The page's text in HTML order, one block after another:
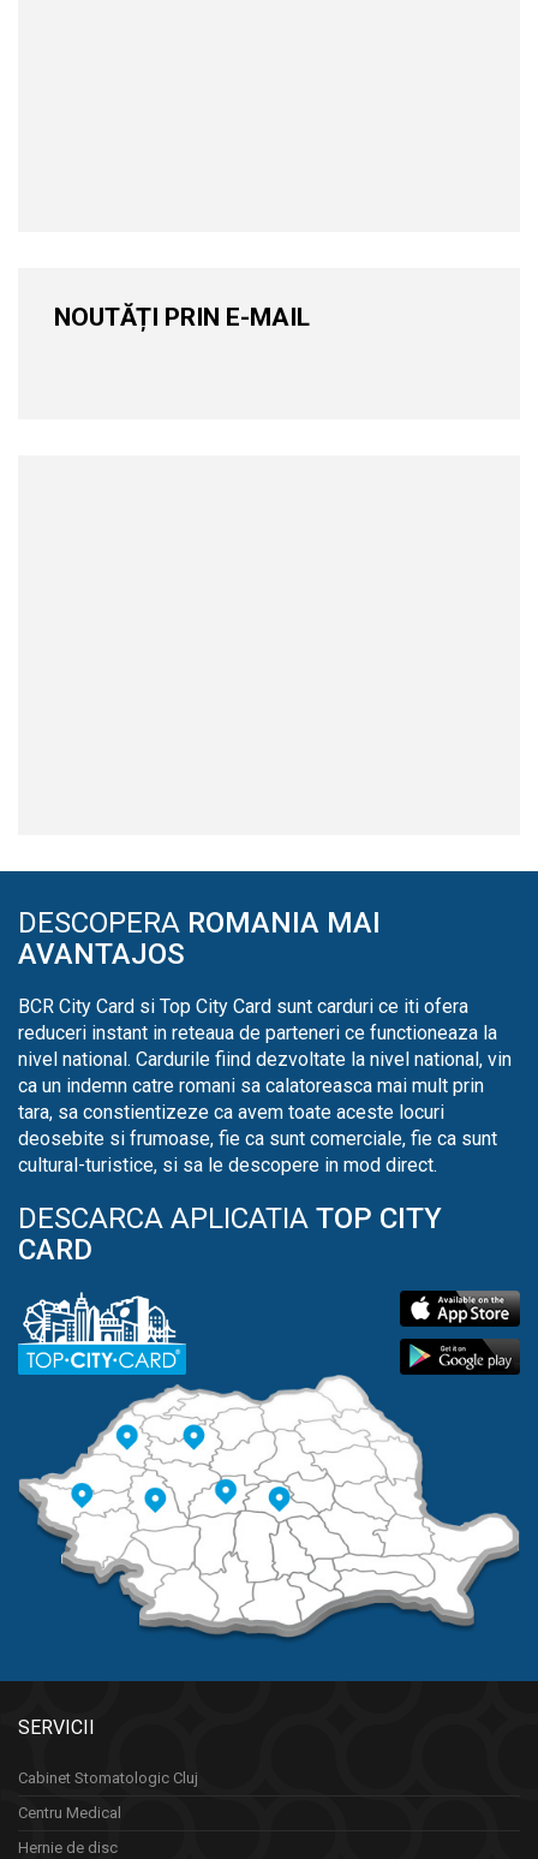
NOUTĂȚI PRIN E-MAIL
DESCOPERA ROMANIA MAI
AVANTAJOS
BCR City Card si Top City Card sunt carduri ce iti ofera
reduceri instant in reteaua de parteneri ce functioneaza la
nivel national. Cardurile fiind dezvoltate la nivel national, vin
ca un indemn catre romani sa calatoreasca mai mult prin
tara, sa constientizeze ca avem toate aceste locuri
deosebite si frumoase, fie ca sunt comerciale, fie ca sunt
cultural-turistice, si sa le descopere in mod direct.
DESCARCA APLICATIA TOP CITY
CARD
SERVICII
Cabinet Stomatologic Cluj
Centru Medical
Hernie de disc